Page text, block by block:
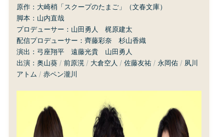
原作：大崎梢「スクープのたまご」（文春文庫）
脚本：山内直哉
プロデューサー：山田勇人 梶原建太
配信プロデューサー：齊藤彩奈 杉山香織
演出：弓座翔平 遠藤光貴 山田勇人
出演：奥山葵 / 前原滉 / 大倉空人 / 佐藤友祐 / 永岡佑 / 夙川
アトム / 赤ペン瀧川